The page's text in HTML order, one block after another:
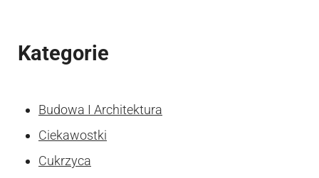
Kategorie
Budowa I Architektura
Ciekawostki
Cukrzyca